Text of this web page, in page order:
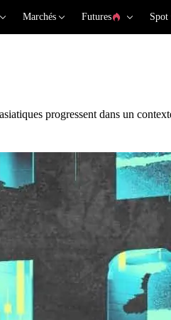
Marchés Futures Spot
progressent dans un